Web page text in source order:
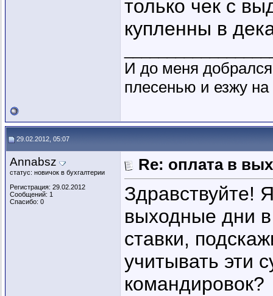
только чек с
купленны в
И до меня
плесенью и езжу
29.02.2012, 05:07
Annabsz
статус: новичок в бухгалтерии
Регистрация: 29.02.2012
Сообщений: 1
Спасибо: 0
Re: оплата в
Здравствуйте!
выходные дни
ставки,
учитывать эти
командировок?